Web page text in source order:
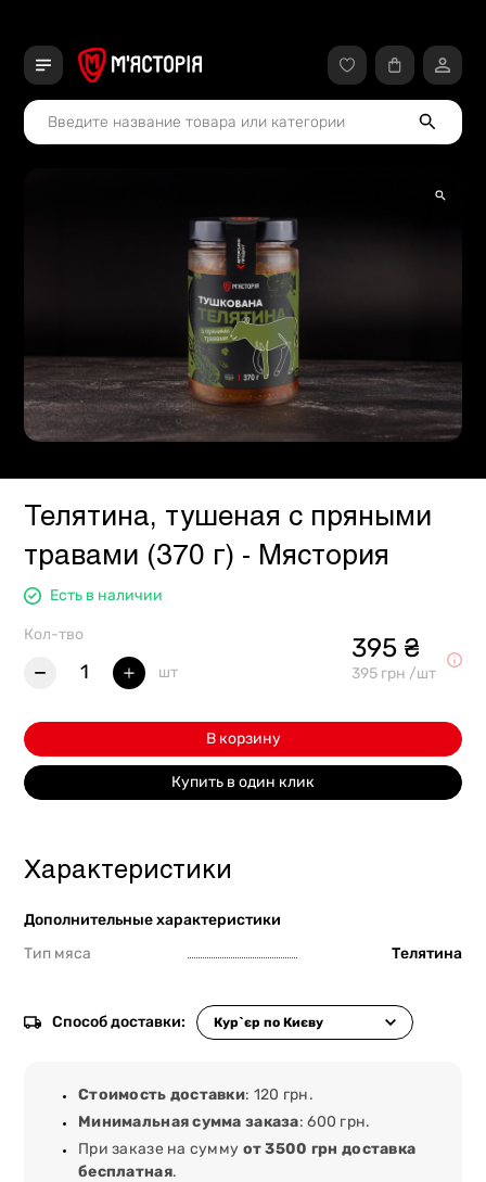
Телятина, тушеная с пряными
травами (370 г) - Мястория
Есть в наличии
Кол-тво
1 шт
395 ₴
395 грн /шт
В корзину
Купить в один клик
Характеристики
Дополнительные характеристики
Тип мяса
Телятина
Способ доставки:
Стоимость доставки: 120 грн.
Минимальная сумма заказа: 600 грн.
При заказе на сумму от 3500 грн доставка
бесплатная.